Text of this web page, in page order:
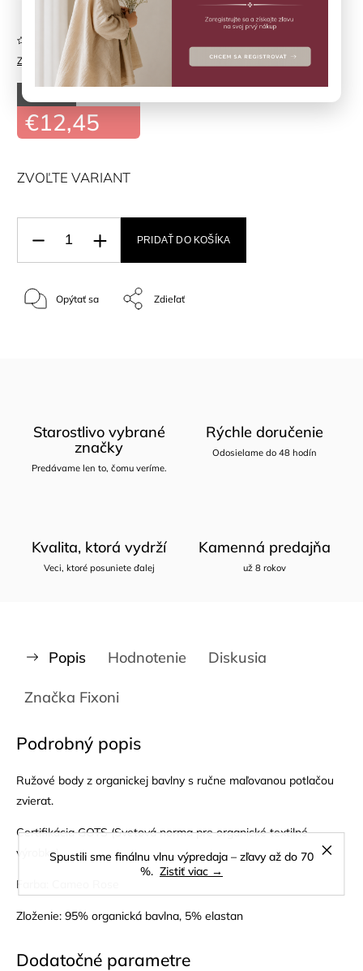
Spustili sme finálnu vlnu výpredaja – zľavy až do 70
%. Zistiť viac →
Značka: Fixoni
Neohodnotené
€12,45
ZVOĽTE VARIANT
PRIDAŤ DO KOŠÍKA
Opýtať sa Zdieľať
Starostlivo vybrané
značky
Predávame len to, čomu veríme.
Rýchle doručenie
Odosielame do 48 hodín
Kvalita, ktorá vydrží
Veci, ktoré posuniete ďalej
Kamenná predajňa
už 8 rokov
Popis Hodnotenie Diskusia
Značka Fixoni
Podrobný popis
Ružové body z organickej bavlny s ručne maľovanou potlačou
zvierat.
Certifikácia GOTS (Svetová norma pre organické textilné
výrobky).
Farba: Cameo Rose
Zloženie: 95% organická bavlna, 5% elastan
Dodatočné parametre